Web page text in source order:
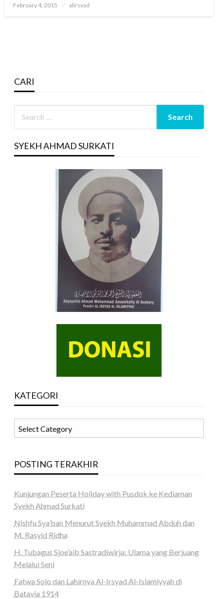
Posted
February 4, 2015 alirsyad
CARI
SYEKH AHMAD SURKATI
KATEGORI
POSTING TERAKHIR
Kunjungan Peserta Holiday with Pusdok ke Kediaman
Syekh Ahmad Surkati
Nishfu Sya’ban Menurut Syekh Muhammad Abduh dan
M. Rasyid Ridha
H. Tubagus Sjoe’aib Sastradiwirja: Ulama yang Berjuang
Melalui Seni
Fatwa Solo dan Lahirnya Al-Irsyad Al-Islamiyyah di
Batavia 1914